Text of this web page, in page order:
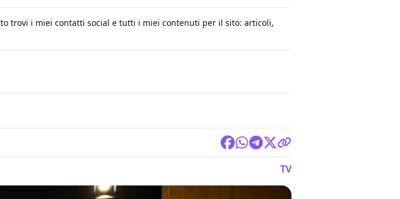
trovi i miei contatti social e tutti i miei contenuti per il sito: articoli,
TV